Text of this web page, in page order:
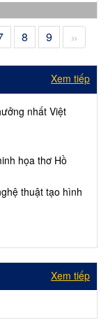
8 9 »
Xem tiếp
nhất Việt
họa thơ Hồ
thuật tạo hình
Xem tiếp